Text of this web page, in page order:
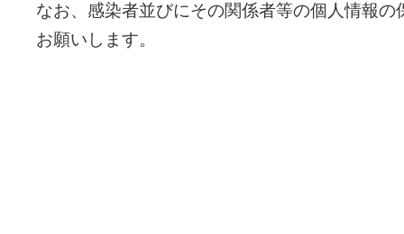
なお、感染者並びにその関係者等の個人情報
お願いします。